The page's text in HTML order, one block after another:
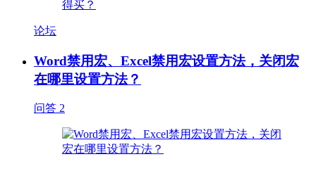
论坛
Word禁用宏、Excel禁用宏设置方法，关闭宏
在哪里设置方法？
问答 2